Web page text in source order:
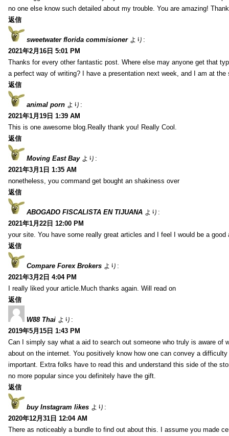
no one else know such detailed about my trouble. You are amazing!
返信
sweetwater florida commisioner より:
2021年2月16日 5:01 PM
Thanks for every other fantastic post. Where else may anyone get that
a perfect way of writing? I have a presentation next week, and I am at the
返信
animal porn より:
2021年1月19日 1:39 AM
This is one awesome blog.Really thank you! Really Cool.
返信
Moving East Bay より:
2021年3月1日 1:35 AM
nonetheless, you command get bought an shakiness over
返信
ABOGADO FISCALISTA EN TIJUANA より:
2021年1月22日 12:00 PM
your site. You have some really great articles and I feel I would be a good
返信
Compare Forex Brokers より:
2021年3月2日 4:04 PM
I really liked your article.Much thanks again. Will read on
返信
W88 Thai より:
2019年5月15日 1:43 PM
Can I simply say what a aid to search out someone who truly is aware of
about on the internet. You positively know how one can convey a
important. Extra folks have to read this and understand this side of the
no more popular since you definitely have the gift.
返信
buy Instagram likes より:
2020年12月31日 12:04 AM
There as noticeably a bundle to find out about this. I assume you made